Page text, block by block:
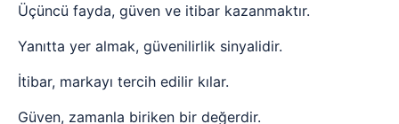
Üçüncü fayda, güven ve itibar kazanmaktır.
Yanıtta yer almak, güvenilirlik sinyalidir.
İtibar, markayı tercih edilir kılar.
Güven, zamanla biriken bir değerdir.